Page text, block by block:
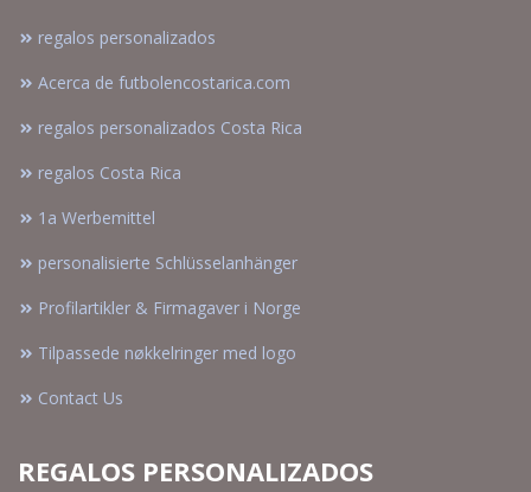
regalos personalizados
Acerca de futbolencostarica.com
regalos personalizados Costa Rica
regalos Costa Rica
1a Werbemittel
personalisierte Schlüsselanhänger
Profilartikler & Firmagaver i Norge
Tilpassede nøkkelringer med logo
Contact Us
REGALOS PERSONALIZADOS